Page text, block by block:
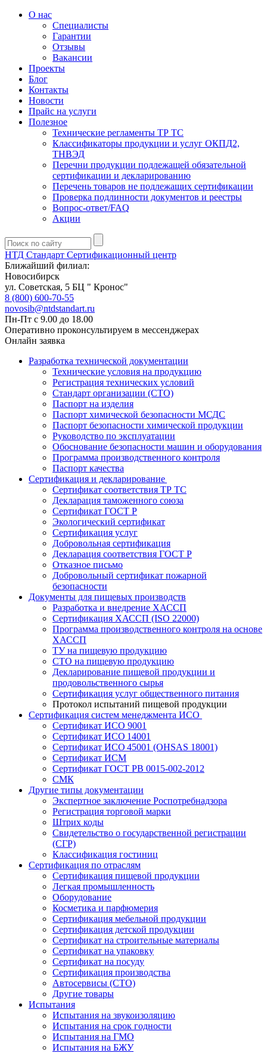
О нас
Специалисты
Гарантии
Отзывы
Вакансии
Проекты
Блог
Контакты
Новости
Прайс на услуги
Полезное
Технические регламенты ТР ТС
Классификаторы продукции и услуг ОКПД2,
ТНВЭД
Перечни продукции подлежащей обязательной
сертификации и декларированию
Перечень товаров не подлежащих сертификации
Проверка подлинности документов и реестры
Вопрос-ответ/FAQ
Акции
НТД Стандарт Сертификационный центр
Ближайший филиал:
Новосибирск
ул. Советская, 5 БЦ " Кронос"
8 (800) 600-70-55
novosib@ntdstandart.ru
Пн-Пт с 9.00 до 18.00
Оперативно проконсультируем в мессенджерах
Онлайн заявка
Разработка технической документации
Технические условия на продукцию
Регистрация технических условий
Стандарт организации (СТО)
Паспорт на изделия
Паспорт химической безопасности МСДС
Паспорт безопасности химической продукции
Руководство по эксплуатации
Обоснование безопасности машин и оборудования
Программа производственного контроля
Паспорт качества
Сертификация и декларирование
Сертификат соответствия ТР ТС
Декларация таможенного союза
Сертификат ГОСТ Р
Экологический сертификат
Сертификация услуг
Добровольная сертификация
Декларация соответствия ГОСТ Р
Отказное письмо
Добровольный сертификат пожарной
безопасности
Документы для пищевых производств
Разработка и внедрение ХАССП
Сертификация ХАССП (ISO 22000)
Программа производственного контроля на основе
ХАССП
ТУ на пищевую продукцию
СТО на пищевую продукцию
Декларирование пищевой продукции и
продовольственного сырья
Сертификация услуг общественного питания
Протокол испытаний пищевой продукции
Сертификация систем менеджмента ИСО
Сертификат ИСО 9001
Сертификат ИСО 14001
Сертификат ИСО 45001 (OHSAS 18001)
Сертификат ИСМ
Сертификат ГОСТ РВ 0015-002-2012
СМК
Другие типы документации
Экспертное заключение Роспотребнадзора
Регистрация торговой марки
Штрих коды
Свидетельство о государственной регистрации
(СГР)
Классификация гостиниц
Сертификация по отраслям
Сертификация пищевой продукции
Легкая промышленность
Оборудование
Косметика и парфюмерия
Сертификация мебельной продукции
Сертификация детской продукции
Сертификат на строительные материалы
Сертификат на упаковку
Сертификат на посуду
Сертификация производства
Автосервисы (СТО)
Другие товары
Испытания
Испытания на звукоизоляцию
Испытания на срок годности
Испытания на ГМО
Испытания на БЖУ